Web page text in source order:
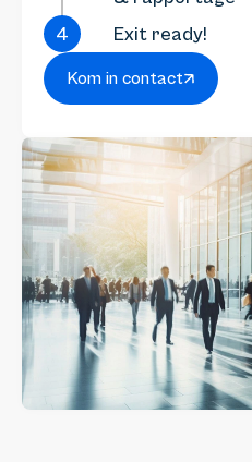
4
Exit ready!
Kom in contact